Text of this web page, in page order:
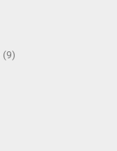
(9)